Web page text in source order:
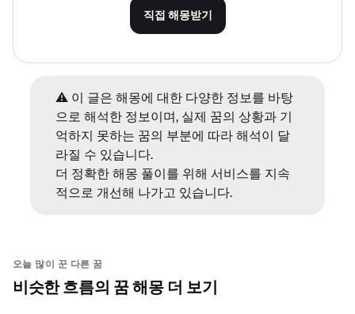
직접 해몽받기
⚠️ 이 글은 해몽에 대한 다양한 정보를 바탕
으로 해석한 정보이며, 실제 꿈의 상황과 기
억하지 못하는 꿈의 부분에 따라 해석이 달
라질 수 있습니다.
더 정확한 해몽 풀이를 위해 서비스를 지속
적으로 개선해 나가고 있습니다.
오늘 많이 꾼 다른 꿈
비슷한 흐름의 꿈 해몽 더 보기